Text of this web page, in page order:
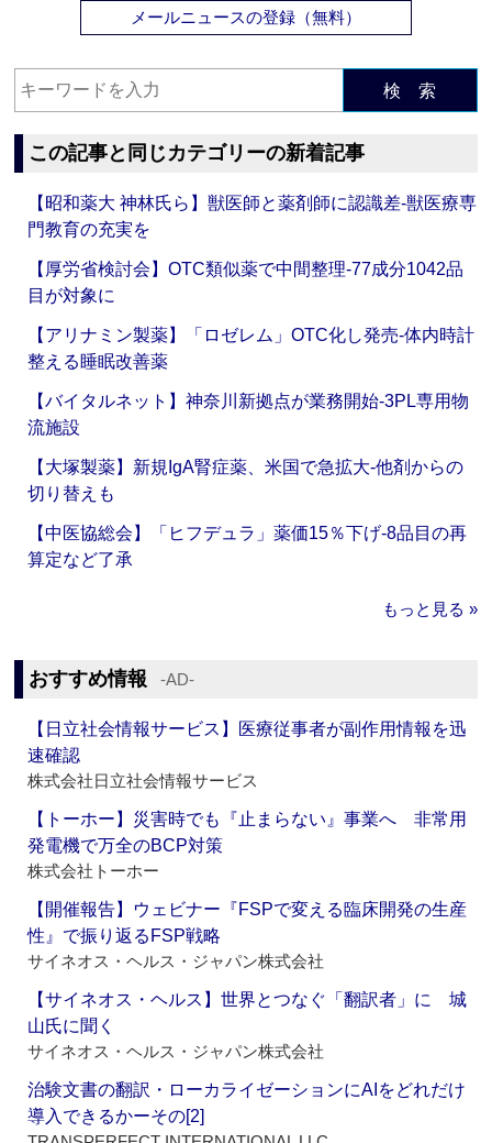
メールニュースの登録（無料）
検 索
この記事と同じカテゴリーの新着記事
【昭和薬大 神林氏ら】獣医師と薬剤師に認識差‐獣医療専
門教育の充実を
【厚労省検討会】OTC類似薬で中間整理‐77成分1042品
目が対象に
【アリナミン製薬】「ロゼレム」OTC化し発売‐体内時計
整える睡眠改善薬
【バイタルネット】神奈川新拠点が業務開始‐3PL専用物
流施設
【大塚製薬】新規IgA腎症薬、米国で急拡大‐他剤からの
切り替えも
【中医協総会】「ヒフデュラ」薬価15％下げ‐8品目の再
算定など了承
もっと見る »
おすすめ情報 ‐AD‐
【日立社会情報サービス】医療従事者が副作用情報を迅
速確認
株式会社日立社会情報サービス
【トーホー】災害時でも『止まらない』事業へ 非常用
発電機で万全のBCP対策
株式会社トーホー
【開催報告】ウェビナー『FSPで変える臨床開発の生産
性』で振り返るFSP戦略
サイネオス・ヘルス・ジャパン株式会社
【サイネオス・ヘルス】世界とつなぐ「翻訳者」に 城
山氏に聞く
サイネオス・ヘルス・ジャパン株式会社
治験文書の翻訳・ローカライゼーションにAIをどれだけ
導入できるかーその[2]